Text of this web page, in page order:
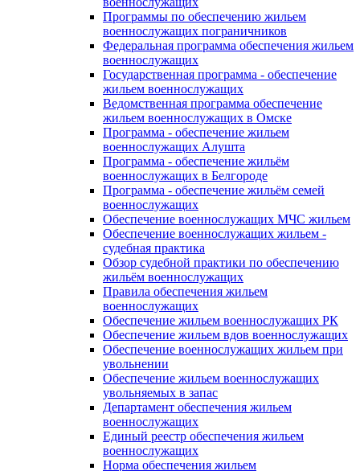
Программы по обеспечению жильем
военнослужащих пограничников
Федеральная программа обеспечения жильем
военнослужащих
Государственная программа - обеспечение
жильем военнослужащих
Ведомственная программа обеспечение
жильем военнослужащих в Омске
Программа - обеспечение жильем
военнослужащих Алушта
Программа - обеспечение жильём
военнослужащих в Белгороде
Программа - обеспечение жильём семей
военнослужащих
Обеспечение военнослужащих МЧС жильем
Обеспечение военнослужащих жильем -
судебная практика
Обзор судебной практики по обеспечению
жильём военнослужащих
Правила обеспечения жильем
военнослужащих
Обеспечение жильем военнослужащих РК
Обеспечение жильем вдов военнослужащих
Обеспечение военнослужащих жильем при
увольнении
Обеспечение жильем военнослужащих
увольняемых в запас
Департамент обеспечения жильем
военнослужащих
Единый реестр обеспечения жильем
военнослужащих
Норма обеспечения жильем